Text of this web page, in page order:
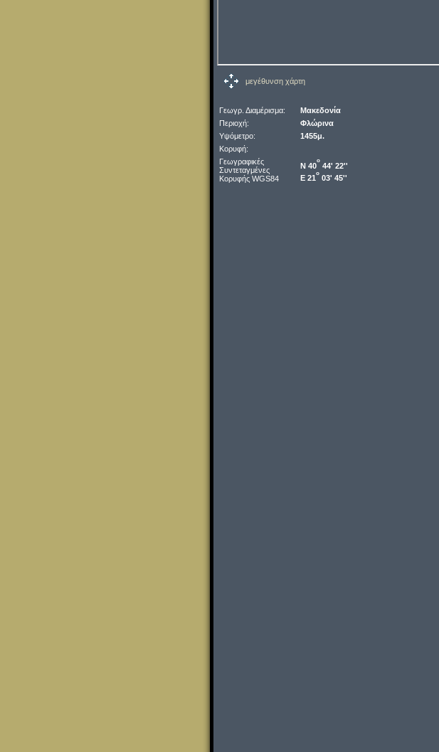
μεγέθυνση χάρτη
Γεωγρ. Διαμέρισμα:
Μακεδονία
Περιοχή:
Φλώρινα
Υψόμετρο:
1455μ.
Κορυφή:
Γεωγραφικές
Συντεταγμένες
Κορυφής WGS84
Ν 40
o
44' 22''
Ε 21
o
03' 45''